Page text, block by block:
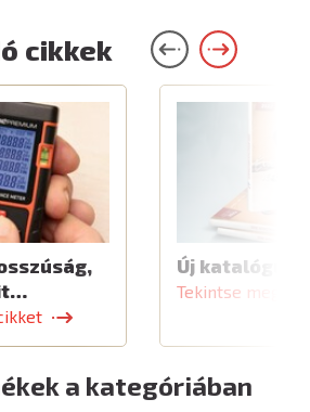
cikkek
Új katalógus
Tekintse meg a
a kategóriában